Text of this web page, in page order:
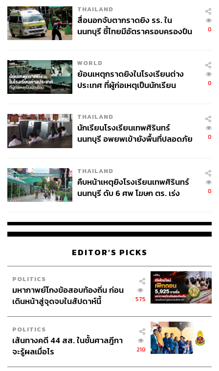
THAILAND
สื่อนอกจับตากราดยิง รร. ใน
นนทบุรี ชี้ไทยมีอัตราครอบครองปืน
0
WORLD
ย้อนเหตุกราดยิงในโรงเรียนต่าง
ประเทศ ที่ผู้ก่อเหตุเป็นนักเรียน
0
THAILAND
นักเรียนโรงเรียนเทพศิรินทร์
นนทบุรี อพยพเข้ายังพื้นที่ปลอดภัย
0
THAILAND
คืบหน้าเหตุยิงโรงเรียนเทพศิรินทร์
นนทบุรี ดับ 6 ศพ โฆษก ตร. เร่ง
0
EDITOR'S PICKS
POLITICS
มหากาพย์โกงข้อสอบท้องถิ่น ก่อน
เดินหน้าสู่จุดจบในสัปดาห์นี้
575
POLITICS
เส้นทางคดี 44 สส. ในชั้นศาลฎีกา
จะรู้ผลเมื่อไร
210